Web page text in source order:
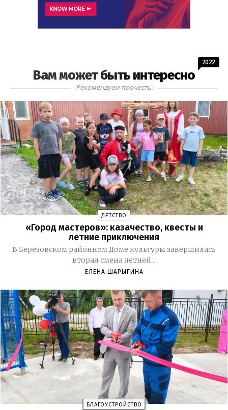
Вам может быть интересно
2022
Рекомендуем прочесть:
ДЕТСТВО
«Город мастеров»: казачество, квесты и
летние приключения
В Березовском районном Доме культуры завершилась
вторая смена летней...
ЕЛЕНА ШАРЫГИНА
БЛАГОУСТРОЙСТВО